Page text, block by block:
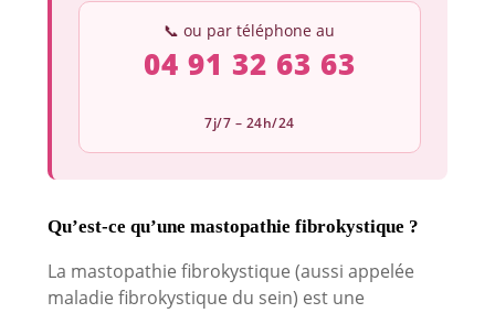
📞 ou par téléphone au
04 91 32 63 63
7j/7 – 24h/24
Qu’est-ce qu’une mastopathie fibrokystique ?
La mastopathie fibrokystique (aussi appelée
maladie fibrokystique du sein) est une